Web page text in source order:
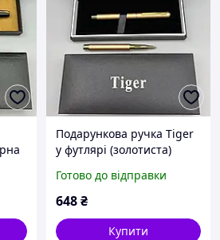
Подарункова ручка Tiger
у футлярі (золотиста)
Готово до відправки
648₴
Купити